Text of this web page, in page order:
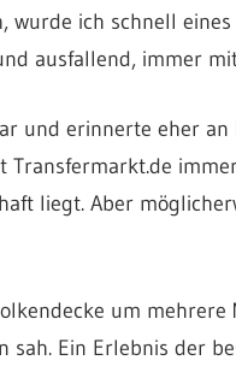
wurde ich schnell
ausfallend, immer
und erinnerte eher
Transfermarkt.de
liegt. Aber
um
sah. Ein Erlebnis der